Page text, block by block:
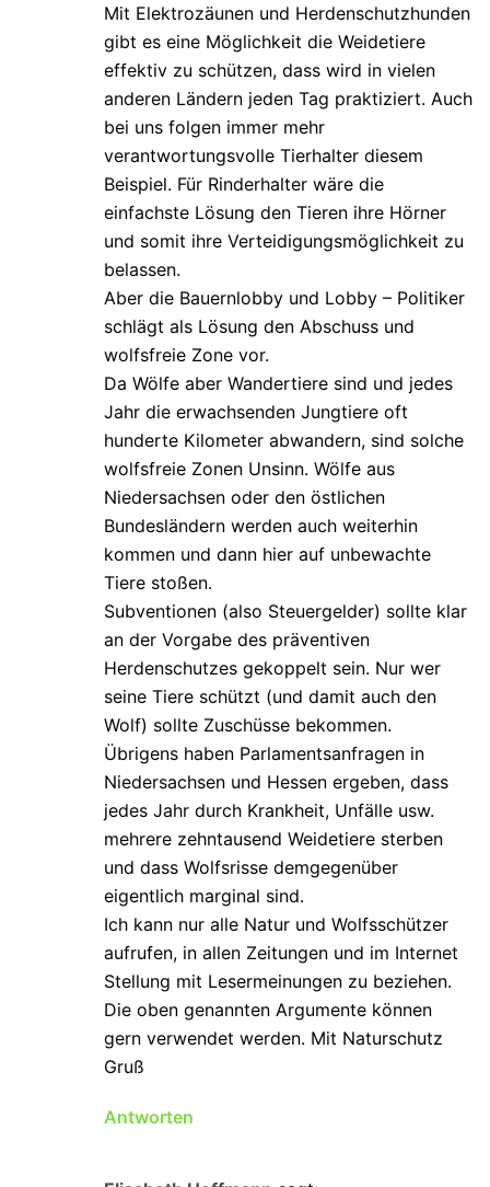
Mit Elektrozäunen und Herdenschutzhunden
gibt es eine Möglichkeit die Weidetiere
effektiv zu schützen, dass wird in vielen
anderen Ländern jeden Tag praktiziert. Auch
bei uns folgen immer mehr
verantwortungsvolle Tierhalter diesem
Beispiel. Für Rinderhalter wäre die
einfachste Lösung den Tieren ihre Hörner
und somit ihre Verteidigungsmöglichkeit zu
belassen.
Aber die Bauernlobby und Lobby – Politiker
schlägt als Lösung den Abschuss und
wolfsfreie Zone vor.
Da Wölfe aber Wandertiere sind und jedes
Jahr die erwachsenden Jungtiere oft
hunderte Kilometer abwandern, sind solche
wolfsfreie Zonen Unsinn. Wölfe aus
Niedersachsen oder den östlichen
Bundesländern werden auch weiterhin
kommen und dann hier auf unbewachte
Tiere stoßen.
Subventionen (also Steuergelder) sollte klar
an der Vorgabe des präventiven
Herdenschutzes gekoppelt sein. Nur wer
seine Tiere schützt (und damit auch den
Wolf) sollte Zuschüsse bekommen.
Übrigens haben Parlamentsanfragen in
Niedersachsen und Hessen ergeben, dass
jedes Jahr durch Krankheit, Unfälle usw.
mehrere zehntausend Weidetiere sterben
und dass Wolfsrisse demgegenüber
eigentlich marginal sind.
Ich kann nur alle Natur und Wolfsschützer
aufrufen, in allen Zeitungen und im Internet
Stellung mit Lesermeinungen zu beziehen.
Die oben genannten Argumente können
gern verwendet werden. Mit Naturschutz
Gruß
Antworten